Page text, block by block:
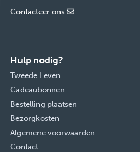
Contacteer ons
Hulp nodig?
Tweede Leven
Cadeaubonnen
Bestelling plaatsen
Bezorgkosten
Algemene voorwaarden
Contact